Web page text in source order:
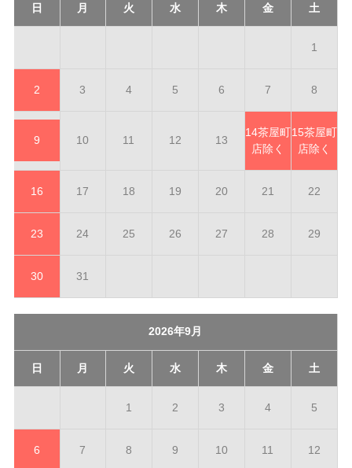
日 月 火 水 木 金 土
1
2 3 4 5 6 7 8
9 10 11 12 13
14茶屋町
店除く
15茶屋町
店除く
16 17 18 19 20 21 22
23 24 25 26 27 28 29
30 31
2026年9月
日 月 火 水 木 金 土
1 2 3 4 5
6 7 8 9 10 11 12